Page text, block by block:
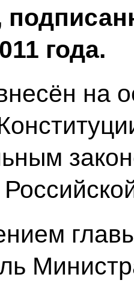
года.
на